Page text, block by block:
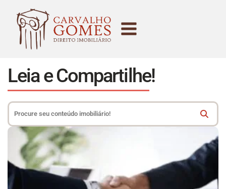
Leia e Compartilhe!